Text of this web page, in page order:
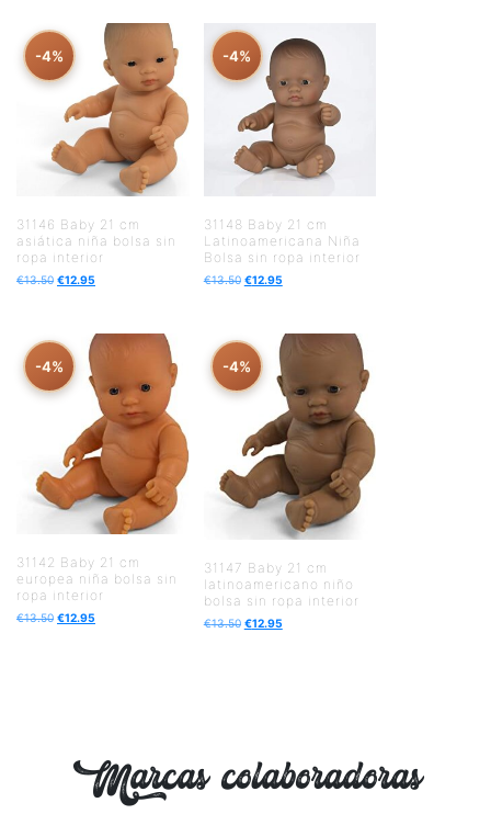
-4%
31146 Baby 21 cm
asiática niña bolsa sin
ropa interior
€13.50 €12.95
-4%
31148 Baby 21 cm
Latinoamericana Niña
Bolsa sin ropa interior
€13.50 €12.95
-4%
31142 Baby 21 cm
europea niña bolsa sin
ropa interior
€13.50 €12.95
-4%
31147 Baby 21 cm
latinoamericano niño
bolsa sin ropa interior
€13.50 €12.95
Marcas colaboradoras